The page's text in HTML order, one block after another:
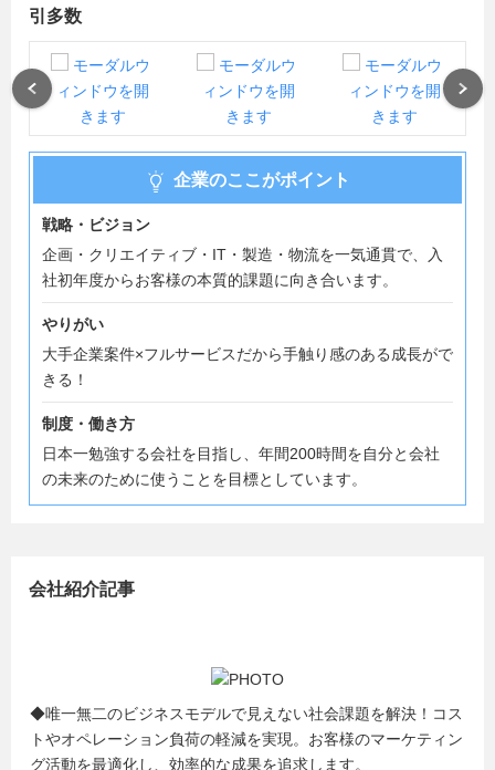
引多数
企業のここがポイント
戦略・ビジョン
企画・クリエイティブ・IT・製造・物流を一気通貫で、入
社初年度からお客様の本質的課題に向き合います。
やりがい
大手企業案件×フルサービスだから手触り感のある成長がで
きる！
制度・働き方
日本一勉強する会社を目指し、年間200時間を自分と会社
の未来のために使うことを目標としています。
会社紹介記事
◆唯一無二のビジネスモデルで見えない社会課題を解決！コス
トやオペレーション負荷の軽減を実現。お客様のマーケティン
グ活動を最適化し、効率的な成果を追求します。